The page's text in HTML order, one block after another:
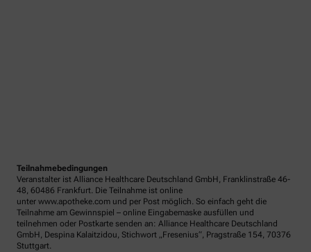
Teilnahmebedingungen
Veranstalter ist Alliance Healthcare Deutschland GmbH, Franklinstraße 46-
48, 60486 Frankfurt. Die Teilnahme ist online
unter www.apotheke.com und per Post möglich. So einfach geht die
Teilnahme am Gewinnspiel – online Eingabemaske ausfüllen und
teilnehmen oder Postkarte senden an: Alliance Healthcare Deutschland
GmbH, Despina Kalaitzidou, Stichwort „Fresenius“, Pragstraße 154, 70376
Stuttgart.